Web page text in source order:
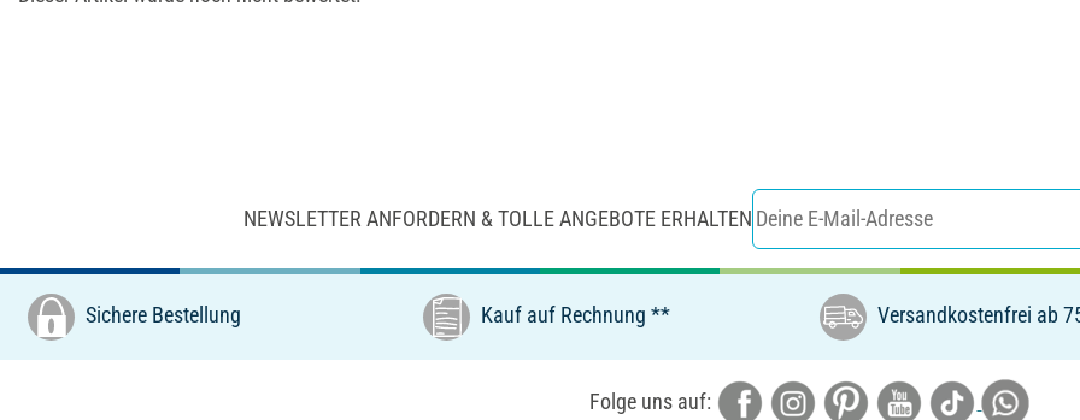
NEWSLETTER ANFORDERN & TOLLE ANGEBOTE ERHALTEN
Sichere Bestellung Kauf auf Rechnung ** Versandkostenfrei ab
Folge uns auf: